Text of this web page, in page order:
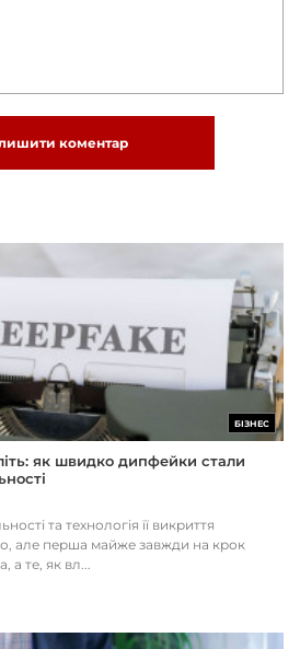
коментар
БІЗНЕС
як швидко дипфейки стали
та технологія її викриття
але перша майже завжди на крок
те, як вл...